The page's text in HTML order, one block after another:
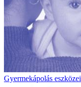
Gyermekápolás eszközei